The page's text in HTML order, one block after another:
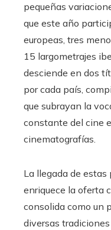
pequeñas
que este año
europeas, tres
15 largometrajes
desciende en dos
por cada país,
que subrayan la
constante del cine
cinematografías.
La llegada de
enriquece la oferta
consolida como un
diversas